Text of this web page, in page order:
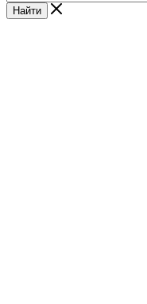
Найти